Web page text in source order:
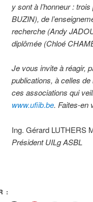
y sont à l’honneur :
BUZIN), de
recherche (Andy
diplômée (Chloé
Je vous invite à réagir,
publications, à celles
ces associations qui
www.ufiib.be. Faites-en
Ing. Gérard LUTHERS
Président UILg ASBL
: